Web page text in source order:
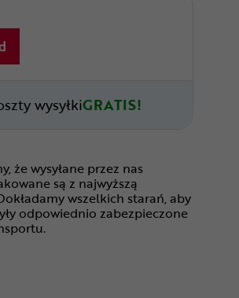
wysyłkiGRATIS!
że wysyłane przez nas
są z najwyższą
wszelkich starań, aby
odpowiednio zabezpieczone